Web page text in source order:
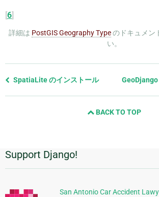
[6]
詳細は PostGIS Geography Typeのドキュメン
い。
前
の
ペ
ジ
SpatiaLite のインストール
BACK TO TOP
追
加
的
Support Django!
San Antonio Car Accident